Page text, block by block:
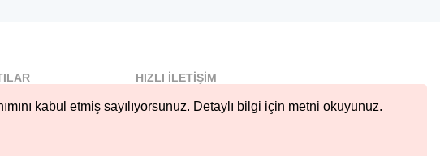
kabul etmiş sayılıyorsunuz. Detaylı bilgi için metni okuyunuz.
HIZLI İLETIŞIM